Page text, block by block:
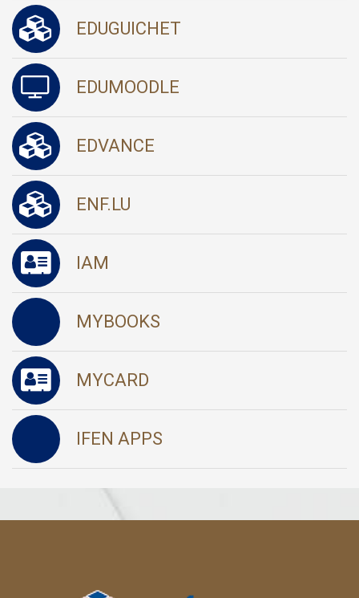
EDUGUICHET
EDUMOODLE
EDVANCE
ENF.LU
IAM
MYBOOKS
MYCARD
IFEN APPS